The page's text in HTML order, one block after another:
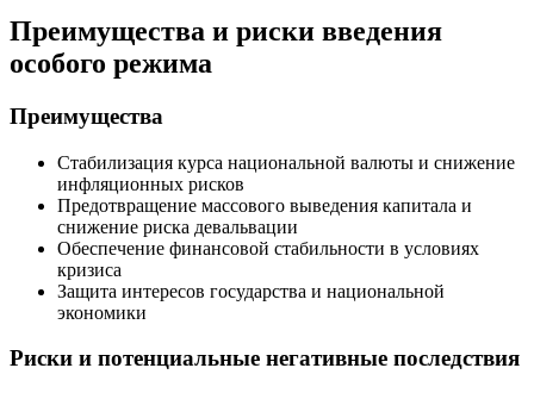
Преимущества и риски введения
особого режима
Преимущества
Стабилизация курса национальной валюты и снижение
инфляционных рисков
Предотвращение массового выведения капитала и
снижение риска девальвации
Обеспечение финансовой стабильности в условиях
кризиса
Защита интересов государства и национальной
экономики
Риски и потенциальные негативные последствия